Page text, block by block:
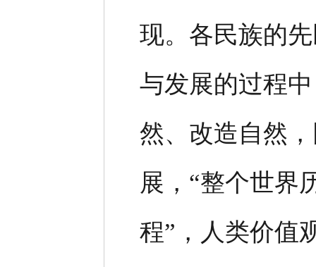
现。各民族的
与发展的过程
然、改造自然
展，“整个世界
程”，人类价值